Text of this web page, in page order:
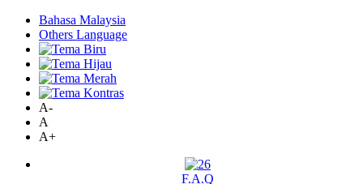
Bahasa Malaysia
Others Language
A-
A
A+
F.A.Q